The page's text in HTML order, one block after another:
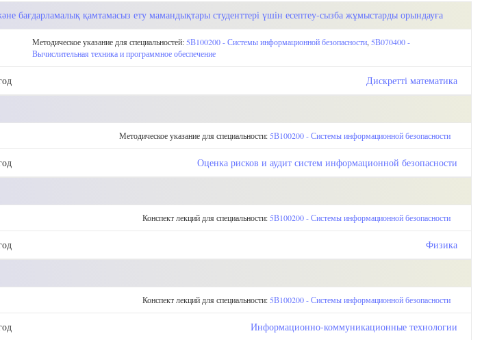
бағдарламалық қамтамасыз ету мамандықтары студенттері үшін есептеу-сызба жұмыстарды орындауға
Методическое указание для специальностей: 5В100200 - Системы информационной безопасности, 5В070400 -
Вычислительная техника и программное обеспечение
Дискретті математика
Методическое указание для специальности: 5В100200 - Системы информационной безопасности
Оценка рисков и аудит систем информационной безопасности
Конспект лекций для специальности: 5В100200 - Системы информационной безопасности
Физика
Конспект лекций для специальности: 5В100200 - Системы информационной безопасности
Информационно-коммуникационные технологии